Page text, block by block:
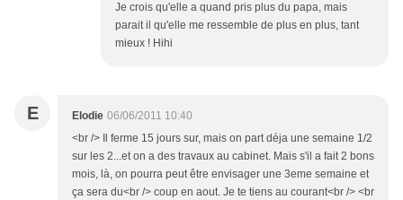
Je crois qu'elle a quand pris plus du papa, mais
parait il qu'elle me ressemble de plus en plus, tant
mieux ! Hihi
E Elodie 06/06/2011 10:40
<br /> Il ferme 15 jours sur, mais on part déja une semaine 1/2
sur les 2...et on a des travaux au cabinet. Mais s'il a fait 2 bons
mois, là, on pourra peut être envisager une 3eme semaine et
ça sera du<br /> coup en aout. Je te tiens au courant<br /> <br